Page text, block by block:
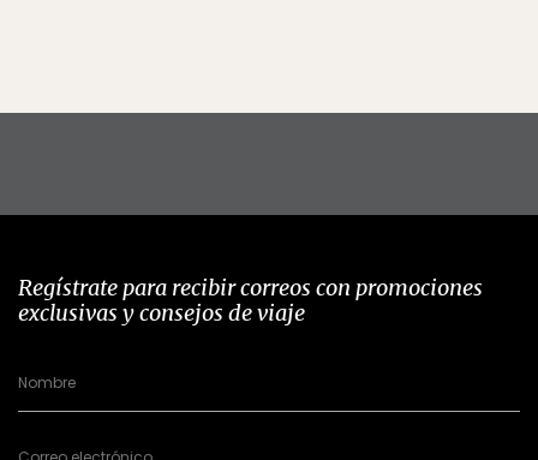
Regístrate para recibir correos con promociones
exclusivas y consejos de viaje